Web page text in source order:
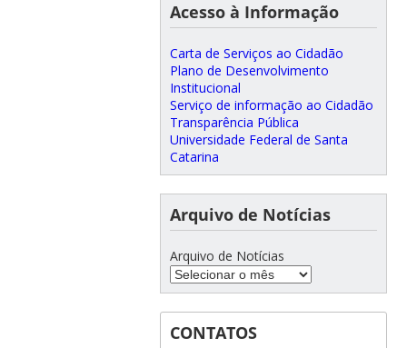
Acesso à Informação
Carta de Serviços ao Cidadão
Plano de Desenvolvimento
Institucional
Serviço de informação ao Cidadão
Transparência Pública
Universidade Federal de Santa
Catarina
Arquivo de Notícias
Arquivo de Notícias
CONTATOS